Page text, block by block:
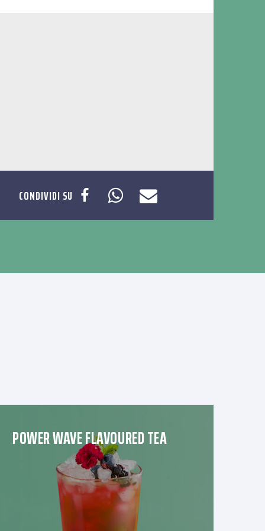
CONDIVIDI SU
POWER WAVE FLAVOURED TEA